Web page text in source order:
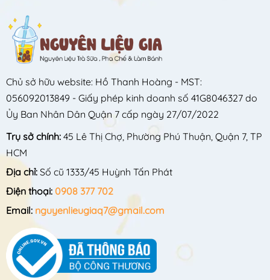
Chủ sở hữu website: Hồ Thanh Hoàng - MST:
056092013849 - Giấy phép kinh doanh số 41G8046327 do
Ủy Ban Nhân Dân Quận 7 cấp ngày 27/07/2022
Trụ sở chính: 45 Lê Thị Chợ, Phường Phú Thuận, Quận 7, TP
HCM
Địa chỉ: Số cũ 1333/45 Huỳnh Tấn Phát
Điện thoại: 0908 377 702
Email: nguyenlieugiaq7@gmail.com